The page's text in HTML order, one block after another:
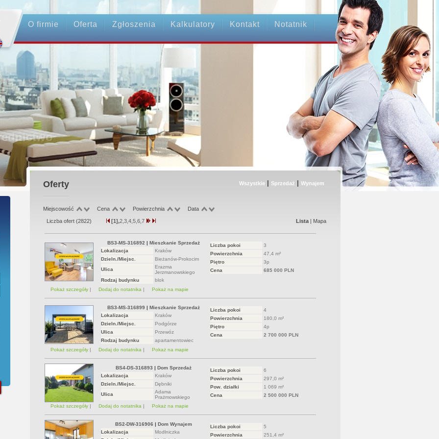
O firmie Oferta Zgłoszenia Kalkulatory Kontakt Notatnik
Pośrednictwo
Transakcji - Ubezpieczenie OC
Pośrednicy
Zwrotu Zadatku
Umowa Notarialna
Oferty Wszystkie| Sprzedaż Wynajem
Miejscowość Cena Powierzchnia Data
Liczba ofert (2822) [1],2, 3, 4, 5, 6, 7 Lista| Mapa
BS3-MS-316892 | Mieszkanie Sprzedaż
Lokalizacja
Kraków
Dzieln./Miejsc.
Bieżanów-Prokocim
Ulica
Erazma
Jerzmanowskiego
Rodzaj budynku
blok
Liczba pokoi
3
Powierzchnia
47,4 m²
Piętro
3p
Cena
685 000 PLN
Pokaż szczegóły | Dodaj do notatnika | Pokaż na mapie
BS3-MS-316899 | Mieszkanie Sprzedaż
Lokalizacja
Kraków
Dzieln./Miejsc.
Podgórze
Ulica
Przewóz
Rodzaj budynku
apartamentowiec
Liczba pokoi
4
Powierzchnia
180,0 m²
Piętro
4p
Cena
2 700 000 PLN
Pokaż szczegóły | Dodaj do notatnika | Pokaż na mapie
BS4-DS-316893 | Dom Sprzedaż
Lokalizacja
Kraków
Dzieln./Miejsc.
Dębniki
Ulica
Adama
Prażmowskiego
Liczba pokoi
6
Powierzchnia
297,0 m²
Pow. działki
1 069 m²
Cena
2 500 000 PLN
Pokaż szczegóły | Dodaj do notatnika | Pokaż na mapie
BS2-DW-316906 | Dom Wynajem
Lokalizacja
Modlniczka
Liczba pokoi
5
Powierzchnia
251,4 m²